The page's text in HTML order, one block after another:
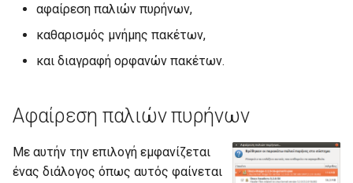
σ
ε
Αποθετήρια λογισμικού
Εγκατάσταση λογισμικού
Προδιαγραφές
Μέτρηση ταχύτητας δικτύου
Εκτέλεση από LTSP client
Bonding
GameMaker
GRUB
Java
αφαίρεση παλιών πυρήνων,
καθαρισμός μνήμης πακέτων,
και διαγραφή ορφανών πακέτων.
Αφαίρεση παλιών πυρήνων
Με αυτήν την επιλογή εμφανίζεται
ένας διάλογος όπως αυτός φαίνεται